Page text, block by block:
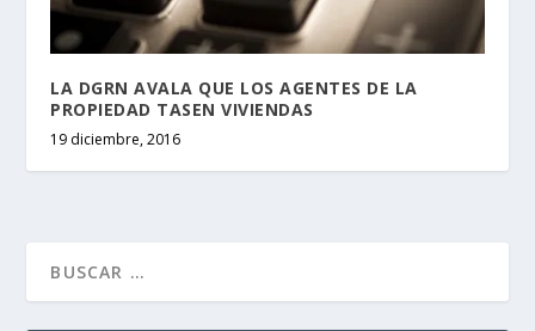
LA DGRN AVALA QUE LOS AGENTES DE LA
PROPIEDAD TASEN VIVIENDAS
19 diciembre, 2016